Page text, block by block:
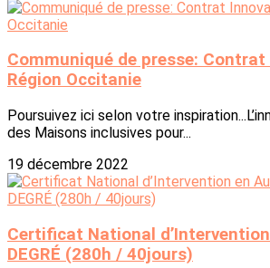
Communiqué de presse:
Région Occitanie
Poursuivez ici selon votre
des Maisons inclusives pour...
19 décembre 2022
Certificat National
DEGRÉ (280h / 40jours)